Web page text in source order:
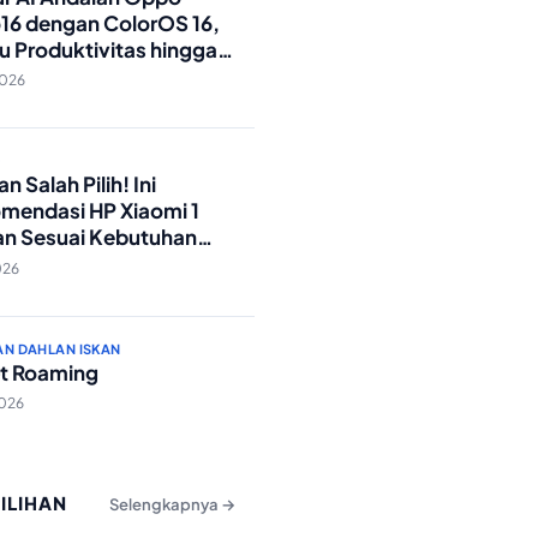
dengan ColorOS 16,
Produktivitas hingga
Lebih Praktis
Salah Pilih! Ini
HP Xiaomi 1
Sesuai Kebutuhan
DAHLAN ISKAN
Roaming
Selengkapnya →